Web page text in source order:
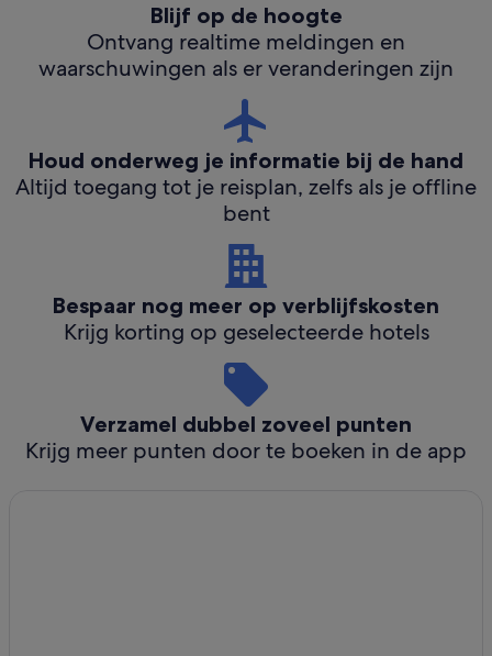
Blijf op de hoogte
Ontvang realtime meldingen en
waarschuwingen als er veranderingen zijn
Houd onderweg je informatie bij de hand
Altijd toegang tot je reisplan, zelfs als je offline
bent
Bespaar nog meer op verblijfskosten
Krijg korting op geselecteerde hotels
Verzamel dubbel zoveel punten
Krijg meer punten door te boeken in de app